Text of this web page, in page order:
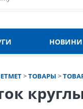
НОВИНИ
>ТОВАРЫ >